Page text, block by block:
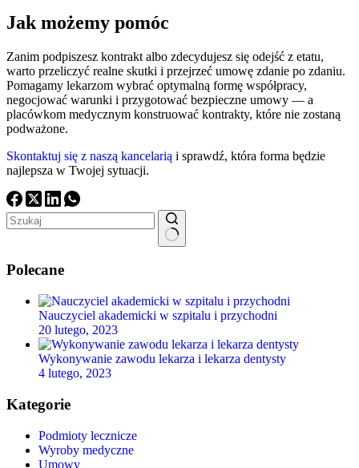
Jak możemy pomóc
Zanim podpiszesz kontrakt albo zdecydujesz się odejść z etatu,
warto przeliczyć realne skutki i przejrzeć umowę zdanie po zdaniu.
Pomagamy lekarzom wybrać optymalną formę współpracy,
negocjować warunki i przygotować bezpieczne umowy — a
placówkom medycznym konstruować kontrakty, które nie zostaną
podważone.
Skontaktuj się z naszą kancelarią i sprawdź, która forma będzie
najlepsza w Twojej sytuacji.
wyników
Polecane
Nauczyciel akademicki w szpitalu i przychodni
20 lutego, 2023
Wykonywanie zawodu lekarza i lekarza dentysty
4 lutego, 2023
Kategorie
Podmioty lecznicze
Wyroby medyczne
Umowy